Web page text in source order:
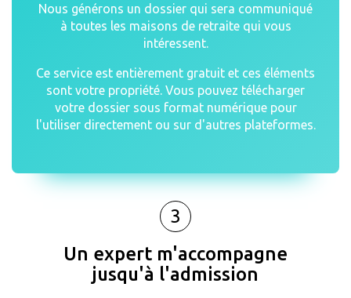
Nous générons un dossier qui sera communiqué
à toutes les maisons de retraite qui vous
intéressent.
Ce service est entièrement gratuit et ces éléments
sont votre propriété. Vous pouvez télécharger
votre dossier sous format numérique pour
l'utiliser directement ou sur d'autres plateformes.
3
Un expert m'accompagne
jusqu'à l'admission